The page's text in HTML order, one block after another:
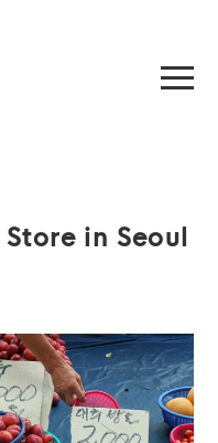
Store in Seoul